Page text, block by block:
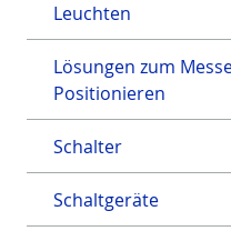
Leuchten
Lösungen zum
Positionieren
Schalter
Schaltgeräte